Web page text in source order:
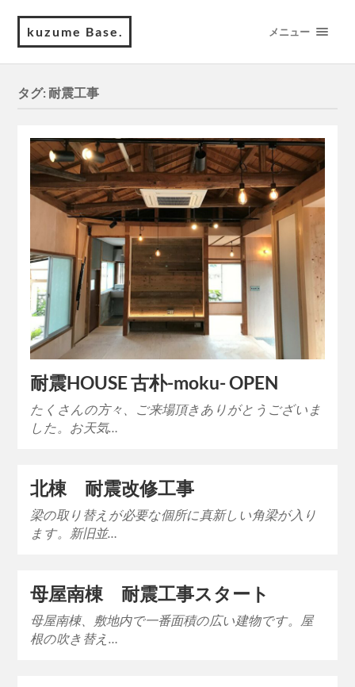
kuzume Base. メニュー
タグ:耐震工事
耐震HOUSE 古朴-moku- OPEN
たくさんの方々、ご来場頂きありがとうございま
した。お天気…
北棟 耐震改修工事
梁の取り替えが必要な個所に真新しい角梁が入り
ます。新旧並…
母屋南棟 耐震工事スタート
母屋南棟、敷地内で一番面積の広い建物です。屋
根の吹き替え…